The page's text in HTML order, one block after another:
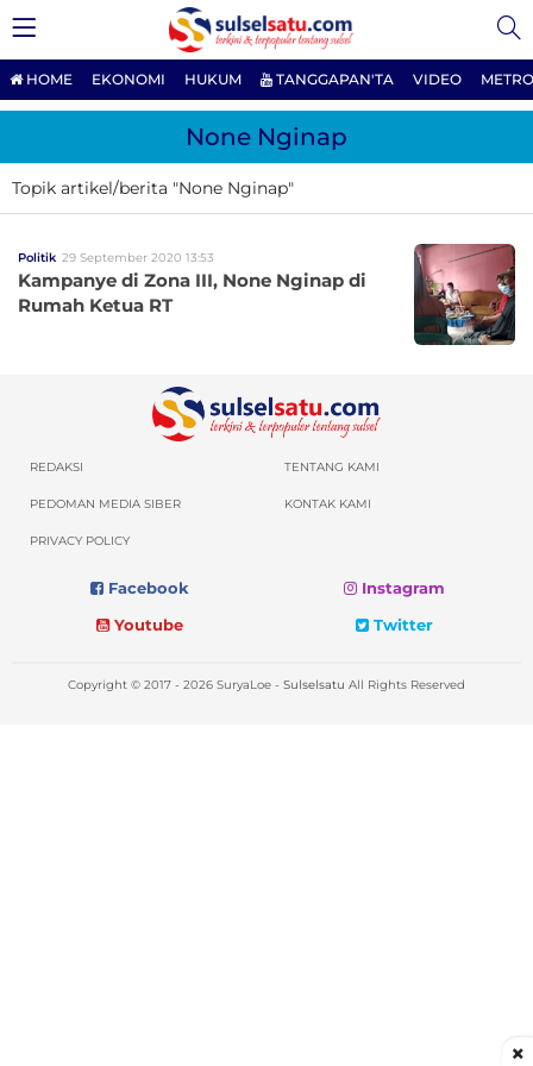
HOME EKONOMI HUKUM TANGGAPAN'TA VIDEO
None Nginap
Topik artikel/berita "None Nginap"
Politik 29 September 2020 13:53
Kampanye di Zona III, None Nginap di
Rumah Ketua RT
REDAKSI TENTANG KAMI
PEDOMAN MEDIA SIBER KONTAK KAMI
PRIVACY POLICY
Facebook
Instagram
Youtube
Twitter
Copyright © 2017 - 2026 SuryaLoe - Sulselsatu All Rights Reserved
×